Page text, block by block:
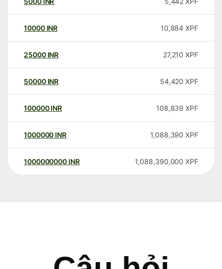
10000 INR 10,884 XPF
25000 INR 27,210 XPF
50000 INR 54,420 XPF
100000 INR 108,839 XPF
1000000 INR 1,088,390 XPF
1000000000 INR 1,088,390,000 XPF